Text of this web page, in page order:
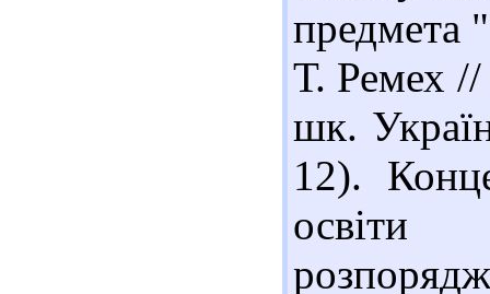
предмета
Т. Ремех //
шк.
12).